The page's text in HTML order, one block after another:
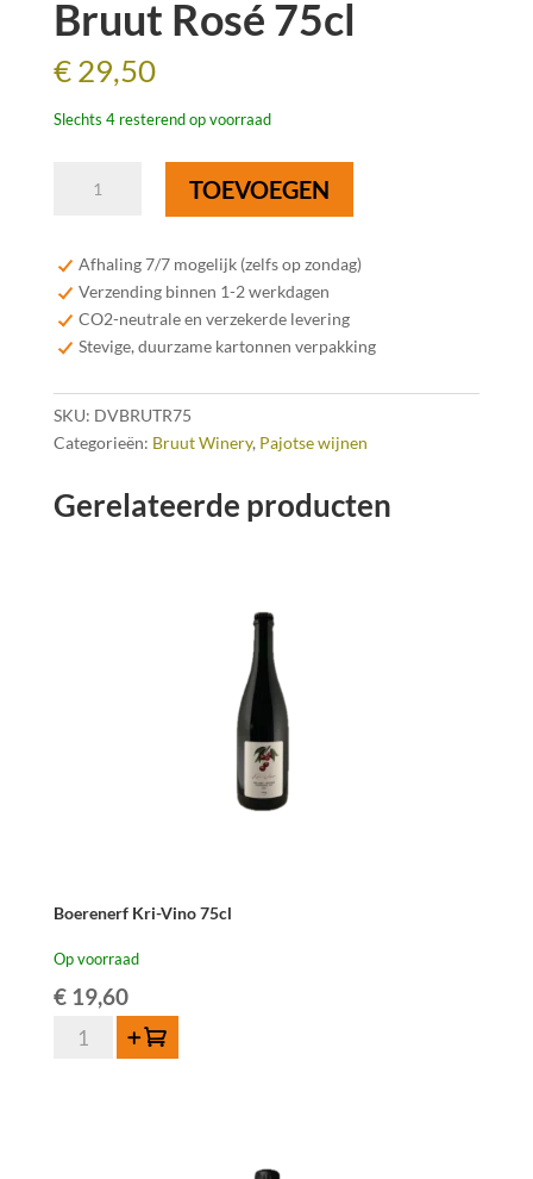
Bruut Rosé 75cl
€29,50
Slechts 4 resterend op voorraad
aantal
TOEVOEGEN
Afhaling 7/7 mogelijk (zelfs op zondag)
Verzending binnen 1-2 werkdagen
CO2-neutrale en verzekerde levering
Stevige, duurzame kartonnen verpakking
SKU: DVBRUTR75
Categorieën: Bruut Winery, Pajotse wijnen
Gerelateerde producten
Boerenerf Kri-Vino 75cl
Op voorraad
€19,60
Boerenerf
Toevoegen